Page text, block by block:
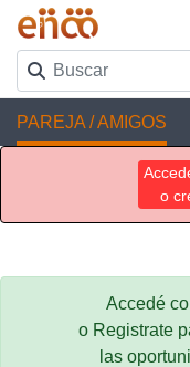
PAREJA / AMIGOS
o
Accedé
o Registrate
las